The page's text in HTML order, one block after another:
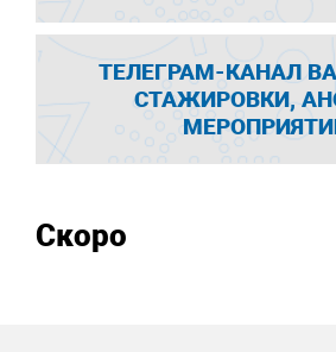
ТЕЛЕГРАМ-КАНАЛ
СТАЖИРОВКИ,
Скоро